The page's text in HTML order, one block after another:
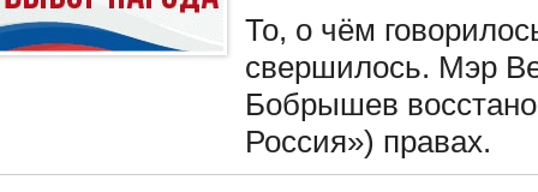
То, о чём
свершилось. Мэр
Бобрышев
Россия») правах.